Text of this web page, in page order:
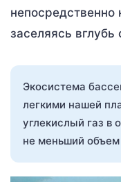
заселяясь вглубь
Экосистема
легкими нашей
углекислый газ в
не меньший